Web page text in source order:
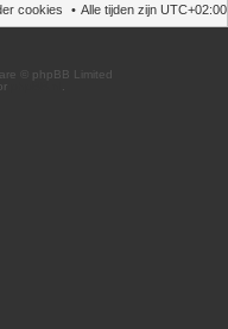
Alle tijden zijn UTC+02:00
cookies
© phpBB Limited